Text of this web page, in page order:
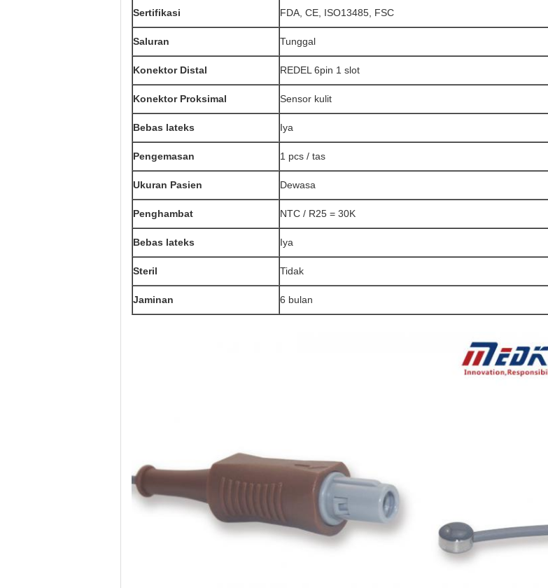
Sertifikasi FDA, CE, ISO13485, FSC
Saluran Tunggal
Konektor Distal REDEL 6pin 1 slot
Konektor Proksimal Sensor kulit
Bebas lateks Iya
Pengemasan 1 pcs / tas
Ukuran Pasien Dewasa
Penghambat NTC / R25 = 30K
Bebas lateks Iya
Steril Tidak
Jaminan 6 bulan